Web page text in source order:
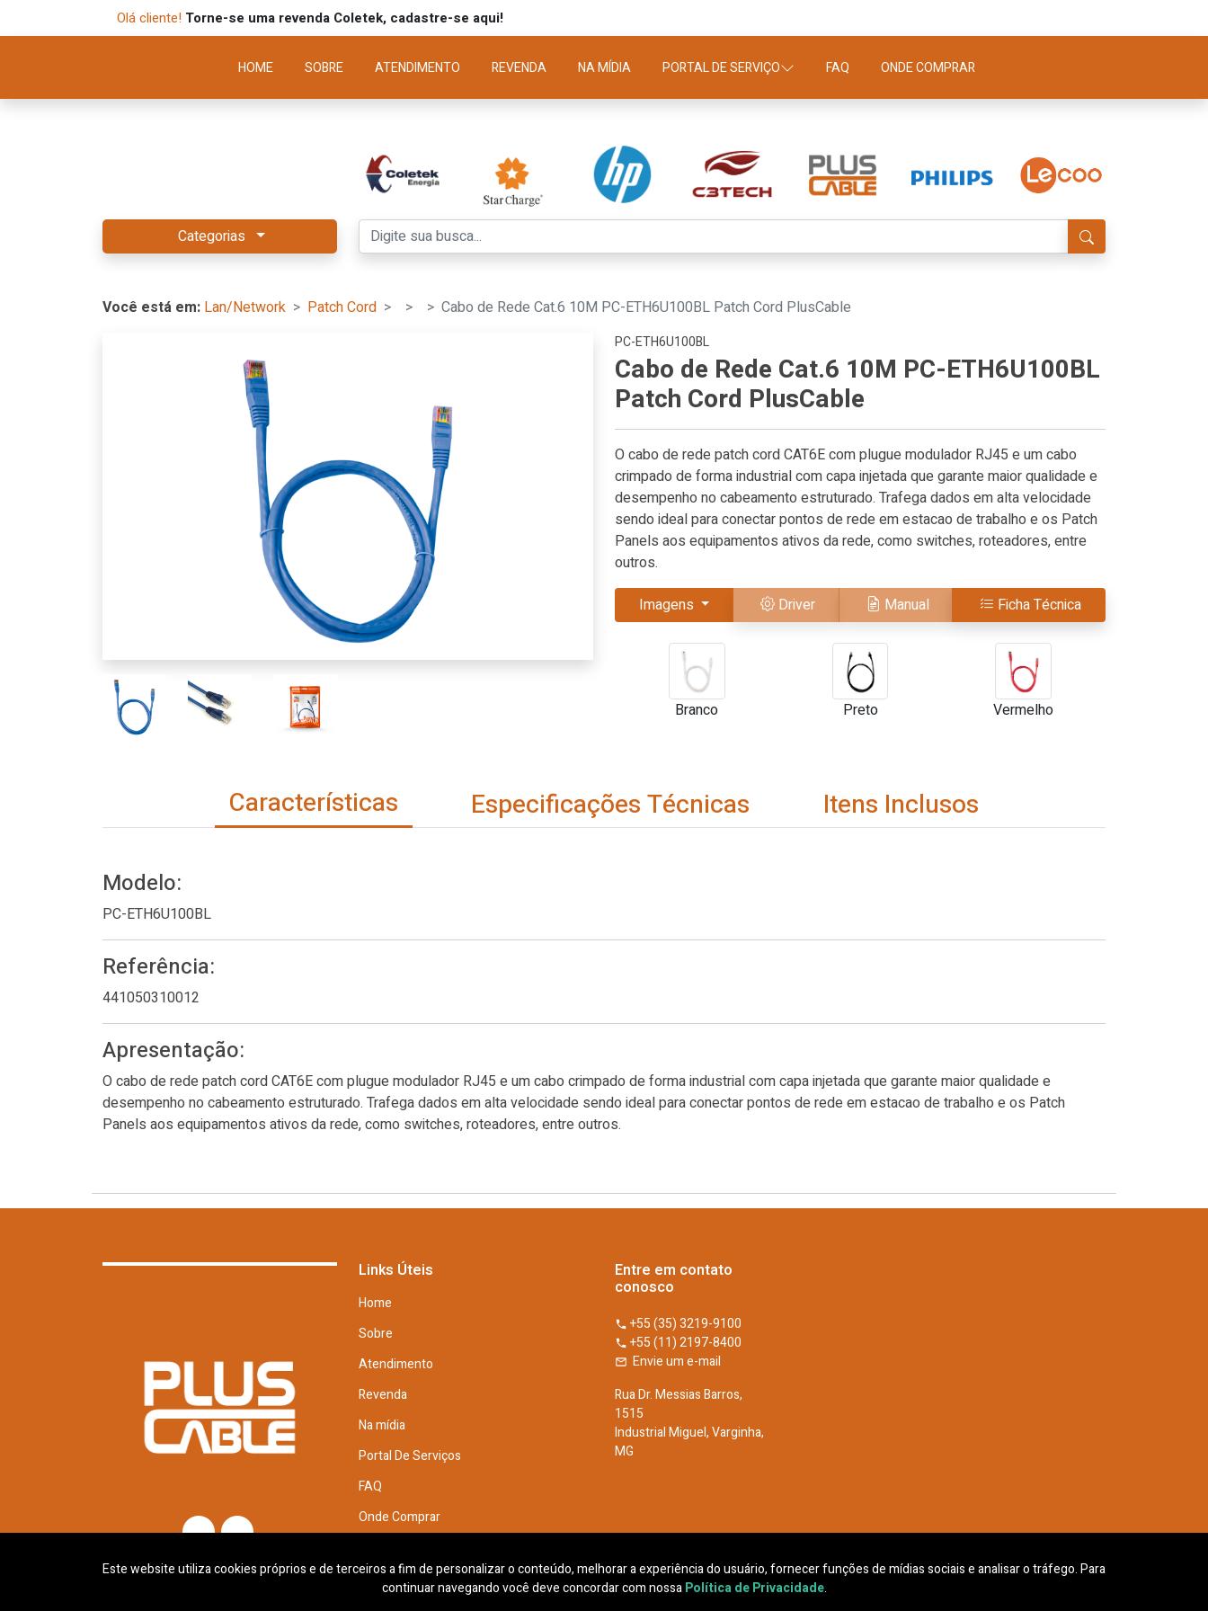
Olá cliente! Torne-se uma revenda Coletek, cadastre-se aqui!
HOME SOBRE ATENDIMENTO REVENDA NA MÍDIA PORTAL DE SERVIÇO FAQ ONDE COMPRAR
Categorias
Você está em: Lan/Network Patch Cord Cabo de Rede Cat.6 10M PC-ETH6U100BL Patch Cord PlusCable
PC-ETH6U100BL
Cabo de Rede Cat.6 10M PC-ETH6U100BL
Patch Cord PlusCable
O cabo de rede patch cord CAT6E com plugue modulador RJ45 e um cabo
crimpado de forma industrial com capa injetada que garante maior qualidade e
desempenho no cabeamento estruturado. Trafega dados em alta velocidade
sendo ideal para conectar pontos de rede em estacao de trabalho e os Patch
Panels aos equipamentos ativos da rede, como switches, roteadores, entre
outros.
Imagens
Driver Manual Ficha Técnica
Branco Preto Vermelho
Características Especificações Técnicas Itens Inclusos
Modelo:
PC-ETH6U100BL
Referência:
441050310012
Apresentação:
O cabo de rede patch cord CAT6E com plugue modulador RJ45 e um cabo crimpado de forma industrial com capa injetada que garante maior qualidade e
desempenho no cabeamento estruturado. Trafega dados em alta velocidade sendo ideal para conectar pontos de rede em estacao de trabalho e os Patch
Panels aos equipamentos ativos da rede, como switches, roteadores, entre outros.
Links Úteis
Home
Sobre
Atendimento
Revenda
Na mídia
Portal De Serviços
FAQ
Onde Comprar
Entre em contato
conosco
+55 (35) 3219-9100
+55 (11) 2197-8400
Envie um e-mail
Rua Dr. Messias Barros,
1515
Industrial Miguel, Varginha,
MG
Este website utiliza cookies próprios e de terceiros a fim de personalizar o conteúdo, melhorar a experiência do usuário, fornecer funções de mídias sociais e analisar o tráfego. Para
continuar navegando você deve concordar com nossaPolítica de Privacidade.